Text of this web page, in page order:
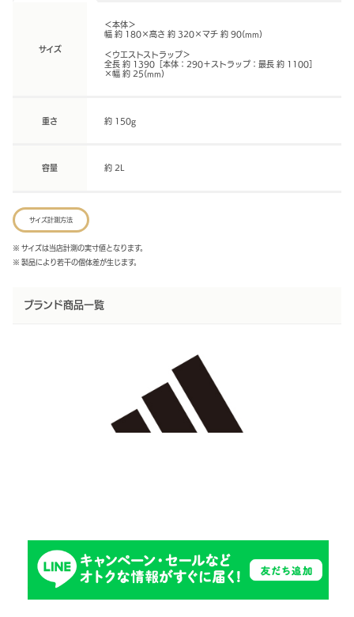
サイズ
＜本体＞
幅 約 180×高さ 約 320×マチ 約 90(mm)
＜ウエストストラップ＞
全長 約 1390［本体：290＋ストラップ：最長 約 1100］
×幅 約 25(mm)
重さ 約 150g
容量 約 2L
サイズ計測方法
※ サイズは当店計測の実寸値となります。
※ 製品により若干の個体差が生じます。
ブランド商品一覧